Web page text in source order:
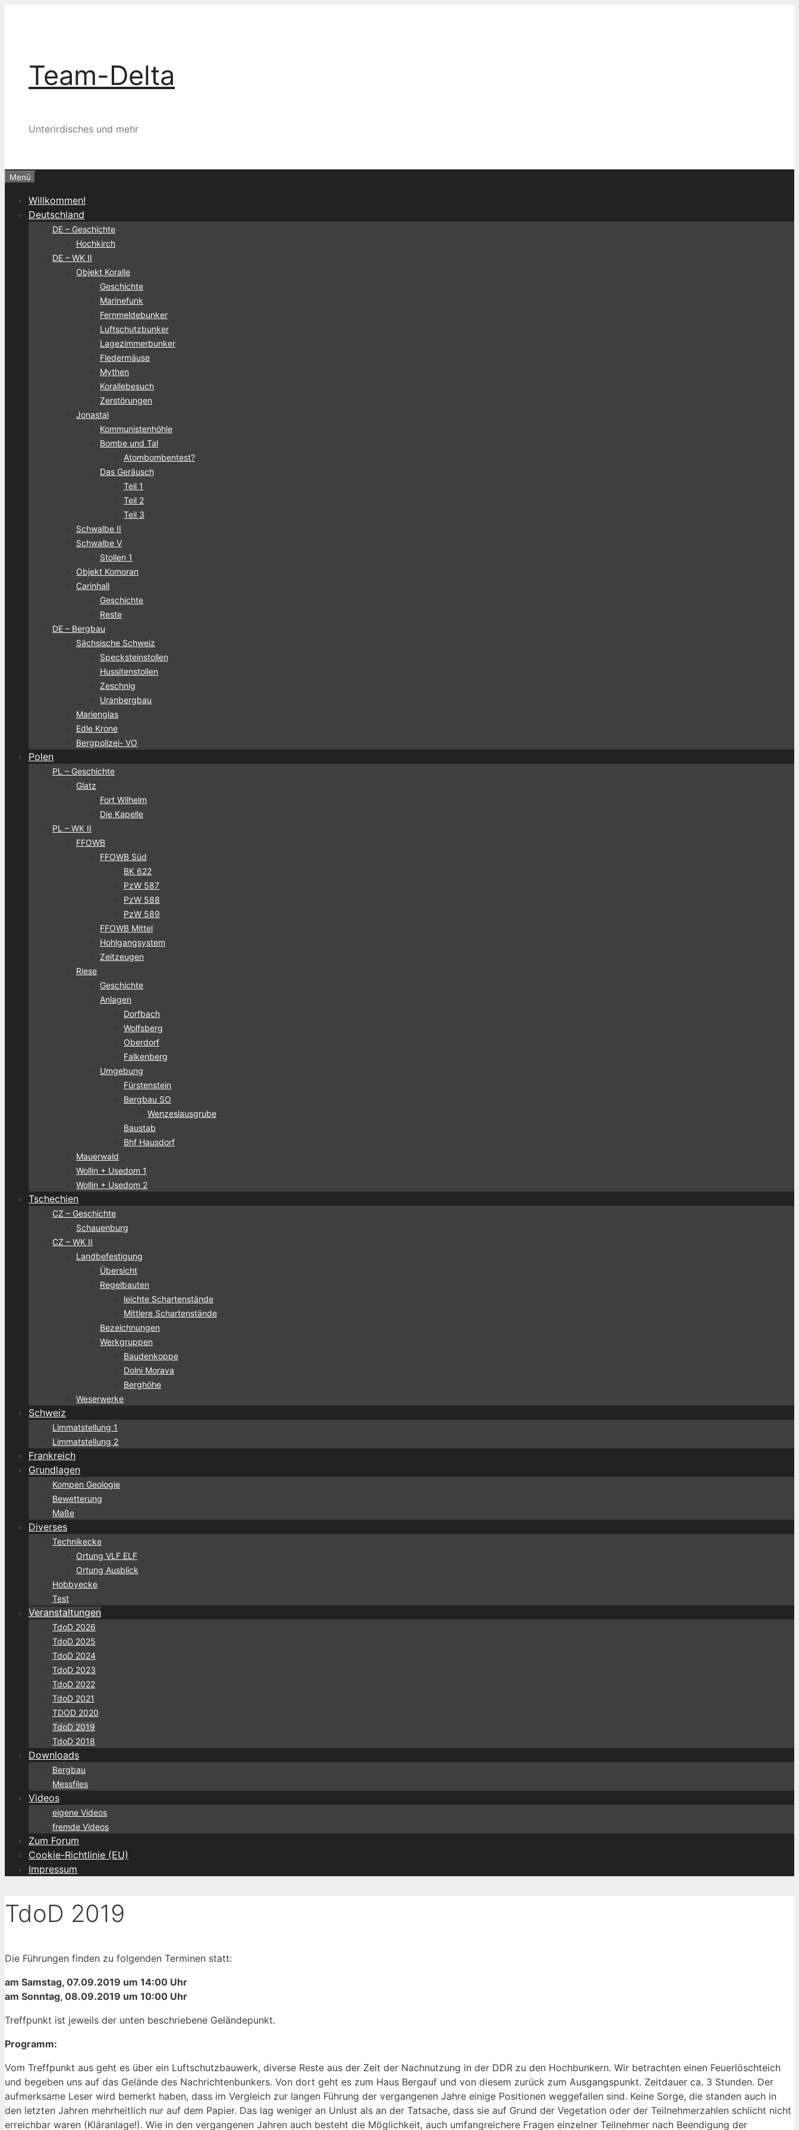
Team-Delta
Unterirdisches und mehr
Menü
Willkommen!
Deutschland
DE – Geschichte
Hochkirch
DE – WK II
Objekt Koralle
Geschichte
Marinefunk
Fernmeldebunker
Luftschutzbunker
Lagezimmerbunker
Fledermäuse
Mythen
Korallebesuch
Zerstörungen
Jonastal
Kommunistenhöhle
Bombe und Tal
Atombombentest?
Das Geräusch
Teil 1
Teil 2
Teil 3
Schwalbe II
Schwalbe V
Stollen 1
Objekt Komoran
Carinhall
Geschichte
Reste
DE – Bergbau
Sächsische Schweiz
Specksteinstollen
Hussitenstollen
Zeschnig
Uranbergbau
Marienglas
Edle Krone
Bergpolizei- VO
Polen
PL – Geschichte
Glatz
Fort Wilhelm
Die Kapelle
PL – WK II
FFOWB
FFOWB Süd
BK 622
PzW 587
PzW 588
PzW 589
FFOWB Mittel
Hohlgangsystem
Zeitzeugen
Riese
Geschichte
Anlagen
Dorfbach
Wolfsberg
Oberdorf
Falkenberg
Umgebung
Fürstenstein
Bergbau SO
Wenzeslausgrube
Baustab
Bhf Hausdorf
Mauerwald
Wollin + Usedom 1
Wollin + Usedom 2
Tschechien
CZ – Geschichte
Schauenburg
CZ – WK II
Landbefestigung
Übersicht
Regelbauten
leichte Schartenstände
Mittlere Schartenstände
Bezeichnungen
Werkgruppen
Baudenkoppe
Dolni Morava
Berghöhe
Weserwerke
Schweiz
Limmatstellung 1
Limmatstellung 2
Frankreich
Grundlagen
Kompen Geologie
Bewetterung
Maße
Diverses
Technikecke
Ortung VLF ELF
Ortung Ausblick
Hobbyecke
Test
Veranstaltungen
TdoD 2026
TdoD 2025
TdoD 2024
TdoD 2023
TdoD 2022
TdoD 2021
TDOD 2020
TdoD 2019
TdoD 2018
Downloads
Bergbau
Messfiles
Videos
eigene Videos
fremde Videos
Zum Forum
Cookie-Richtlinie (EU)
Impressum
TdoD 2019
Die Führungen finden zu folgenden Terminen statt:
am Samstag, 07.09.2019 um 14:00 Uhr
am Sonntag, 08.09.2019 um 10:00 Uhr
Treffpunkt ist jeweils der unten beschriebene Geländepunkt.
Programm:
Vom Treffpunkt aus geht es über ein Luftschutzbauwerk, diverse Reste aus der Zeit der Nachnutzung in der DDR zu den Hochbunkern. Wir betrachten einen Feuerlöschteich
und begeben uns auf das Gelände des Nachrichtenbunkers. Von dort geht es zum Haus Bergauf und von diesem zurück zum Ausgangspunkt. Zeitdauer ca. 3 Stunden. Der
aufmerksame Leser wird bemerkt haben, dass im Vergleich zur langen Führung der vergangenen Jahre einige Positionen weggefallen sind. Keine Sorge, die standen auch in
den letzten Jahren mehrheitlich nur auf dem Papier. Das lag weniger an Unlust als an der Tatsache, dass sie auf Grund der Vegetation oder der Teilnehmerzahlen schlicht nicht
erreichbar waren (Kläranlage!). Wie in den vergangenen Jahren auch besteht die Möglichkeit, auch umfangreichere Fragen einzelner Teilnehmer nach Beendigung der